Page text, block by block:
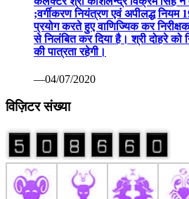
;वर्गीकरण नियंत्रण एवं अपीलद्ध नियम
प्रयोग करते हुए वाणिज्यिक कर
से निलंबित कर दिया है। श्री दोहरे को
की पात्रता रहेगी।
—04/07/2020
विज़िटर संख्या